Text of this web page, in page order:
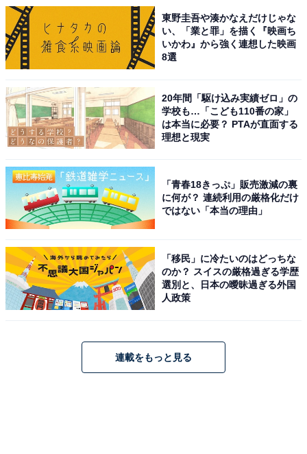
ている人には、おすすめの商品といえそうです。
あわせて読みたい
【Amazonお買い得情報】デノン「AVサラウ
日】
【あわせて買いたい】オーディオテクニカの人気
東野圭吾や湊かなえだけじゃな
い、「業と罪」を描く『映画ち
いかわ』から強く連想した映画
8選
20年間「駆け込み実績ゼロ」の
学校も…「こども110番の家」
は本当に必要？ PTAが直面する
理想と現実
「青春18きっぷ」販売激減の裏
に何が？ 連続利用の厳格化だけ
ではない「本当の理由」
「移民」に冷たいのはどっちな
のか？ スイスの厳格過ぎる学歴
選別と、日本の曖昧過ぎる外国
人政策
連載をもっと見る